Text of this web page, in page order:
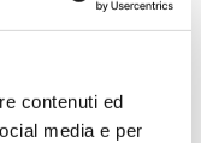
contenuti ed
media e per
:
con
vendite per
di costruire